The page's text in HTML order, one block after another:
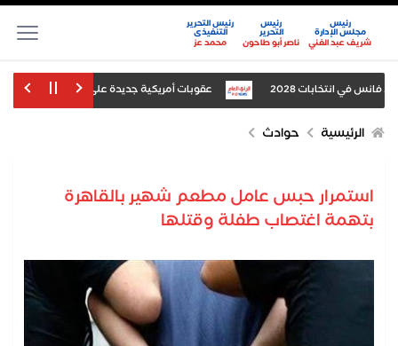
رئيس
مجلس الإدارة
شريف عبد الغني
رئيس
التحرير
ناصر أبو طاحون
رئيس التحرير
التنفيذى
محمد عز
في انتخابات 2028 عقوبات أمريكية جديدة على 5 كيانات و8 أفراد في كوبا
الرئيسية حوادث
استمرار حبس عامل مطعم شهير بالقاهرة
بتهمة اغتصاب طفلة وقتلها